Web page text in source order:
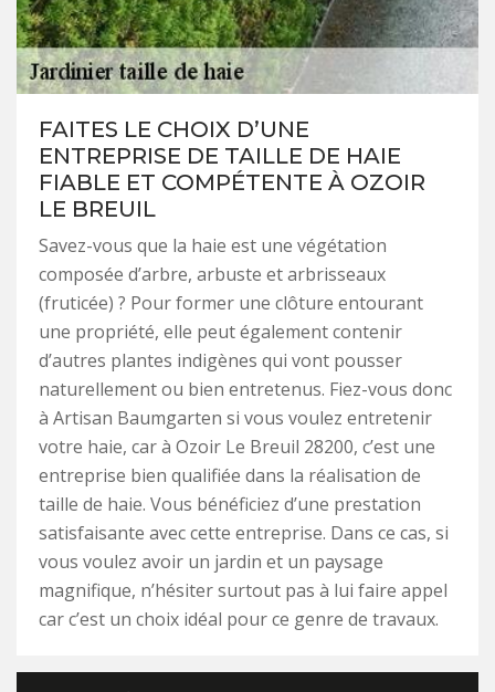
FAITES LE CHOIX D’UNE
ENTREPRISE DE TAILLE DE HAIE
FIABLE ET COMPÉTENTE À OZOIR
LE BREUIL
Savez-vous que la haie est une végétation
composée d’arbre, arbuste et arbrisseaux
(fruticée) ? Pour former une clôture entourant
une propriété, elle peut également contenir
d’autres plantes indigènes qui vont pousser
naturellement ou bien entretenus. Fiez-vous donc
à Artisan Baumgarten si vous voulez entretenir
votre haie, car à Ozoir Le Breuil 28200, c’est une
entreprise bien qualifiée dans la réalisation de
taille de haie. Vous bénéficiez d’une prestation
satisfaisante avec cette entreprise. Dans ce cas, si
vous voulez avoir un jardin et un paysage
magnifique, n’hésiter surtout pas à lui faire appel
car c’est un choix idéal pour ce genre de travaux.